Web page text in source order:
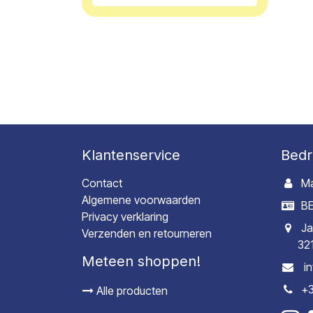
Klantenservice
Contact
Algemene voorwaarden
Privacy verklaring
Verzenden en retourneren
Meteen shoppen!
Alle producten